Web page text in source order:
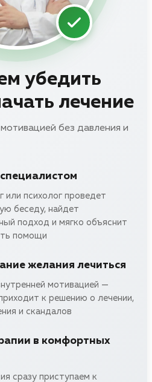
убедить
лечение
без давления и
или психолог проведет
беседу, найдет
подход и мягко объяснит
помощи
желания лечиться
мотивацией —
к решению о лечении,
и скандалов
в комфортных
сразу приступаем к